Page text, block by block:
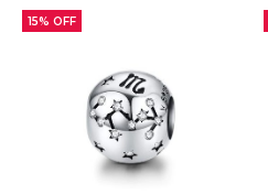
15% OFF